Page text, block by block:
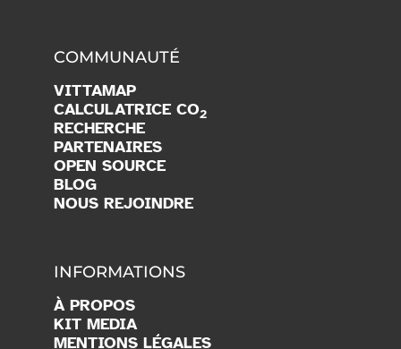
COMMUNAUTÉ
VITTAMAP
CALCULATRICE CO2
RECHERCHE
PARTENAIRES
OPEN SOURCE
BLOG
NOUS REJOINDRE
INFORMATIONS
À PROPOS
KIT MEDIA
MENTIONS LÉGALES